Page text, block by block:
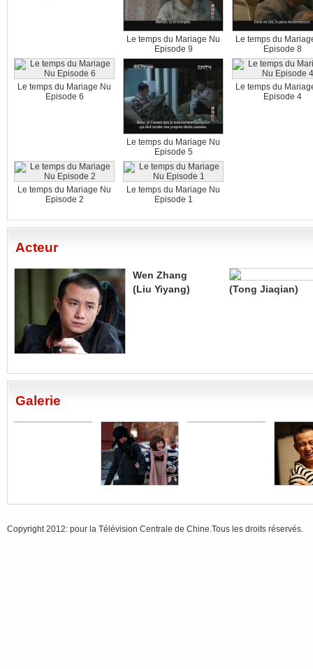
Le temps du Mariage Nu
Episode 9
Le temps du
Episode 8
Le temps du Mariage Nu
Episode 6
Le temps du Mariage Nu
Episode 5
Le temps du
Episode 4
Le temps du Mariage Nu
Episode 2
Le temps du Mariage Nu
Episode 1
Acteur
Wen Zhang
(Liu Yiyang)
(Tong Jiaqian)
Galerie
Copyright 2012: pour la Télévision Centrale de Chine.Tous les droits réservés.